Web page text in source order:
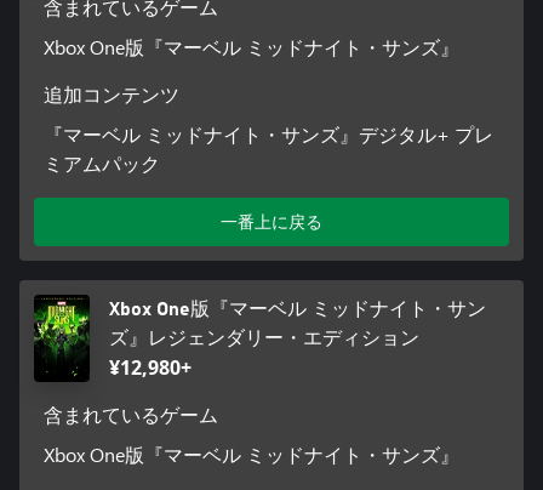
含まれているゲーム
Xbox One版『マーベル ミッドナイト・サンズ』
追加コンテンツ
『マーベル ミッドナイト・サンズ』デジタル+ プレ
ミアムパック
一番上に戻る
Xbox One版『マーベル ミッドナイト・サン
ズ』レジェンダリー・エディション
¥12,980+
含まれているゲーム
Xbox One版『マーベル ミッドナイト・サンズ』